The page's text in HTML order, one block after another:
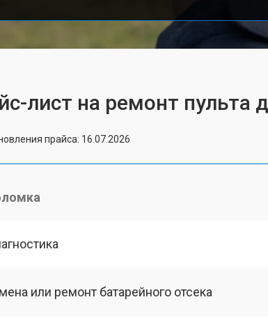
лист на ремонт пульта
прайса: 16.07.2026
или ремонт батарейного отсека